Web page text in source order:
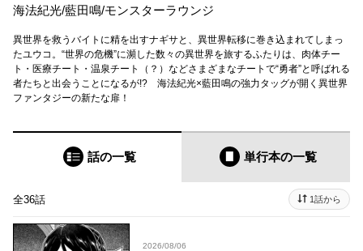
海法紀光/藍田鳴/モンスターラウンジ
異世界を救うバイトに精を出すナギサと、異世界転移に巻き込まれてしまっ
たユウコ。“世界の危機”に瀕した数々の異世界を旅するふたりは、肉体チー
ト・医療チート・温泉チート（？）などさまざまなチートで“勇者”と呼ばれる
者たちと出会うことになるが!? 海法紀光×藍田鳴の強力タッグが開く異世界
ファンタジーの新たな扉！
話の一覧 単行本の一覧
全36話 1話から
2026/08/06